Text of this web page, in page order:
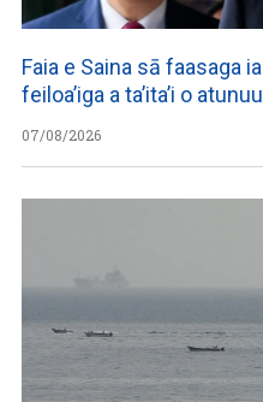
Faia e Saina sā faasaga
feiloa’iga a ta’ita’i o
07/08/2026